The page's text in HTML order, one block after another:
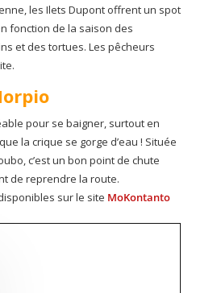
les Ilets Dupont offrent un spot
fonction de la saison des
et des tortues. Les pêcheurs
pour se baigner, surtout en
la crique se gorge d’eau ! Située
c’est un bon point de chute
de reprendre la route.
sur le site MoKontanto